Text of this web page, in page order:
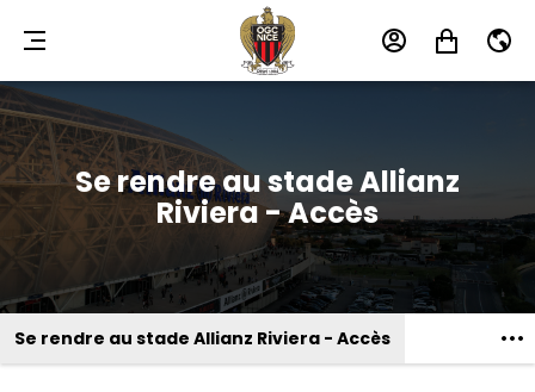
MENU MON MON FR
Se rendre au stade Allianz
Riviera - Accès
Se rendre au stade Allianz Riviera - Accès